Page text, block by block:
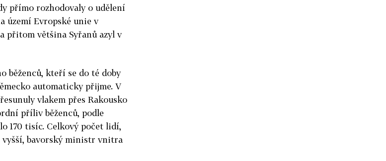
přímo rozhodovaly o udělení
území Evropské unie v
přitom většina Syřanů azyl v
běženců, kteří se do té doby
automaticky přijme. V
vlakem přes Rakousko
příliv běženců, podle
170 tisíc. Celkový počet lidí,
bavorský ministr vnitra